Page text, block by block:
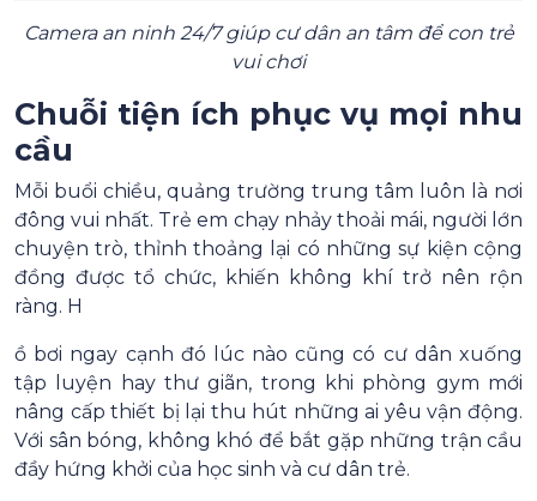
Camera an ninh 24/7 giúp cư dân an tâm để con trẻ
vui chơi
Chuỗi tiện ích phục vụ mọi nhu
cầu
Mỗi buổi chiều, quảng trường trung tâm luôn là nơi
đông vui nhất. Trẻ em chạy nhảy thoải mái, người lớn
chuyện trò, thỉnh thoảng lại có những sự kiện cộng
đồng được tổ chức, khiến không khí trở nên rộn
ràng. H
ồ bơi ngay cạnh đó lúc nào cũng có cư dân xuống
tập luyện hay thư giãn, trong khi phòng gym mới
nâng cấp thiết bị lại thu hút những ai yêu vận động.
Với sân bóng, không khó để bắt gặp những trận cầu
đầy hứng khởi của học sinh và cư dân trẻ.